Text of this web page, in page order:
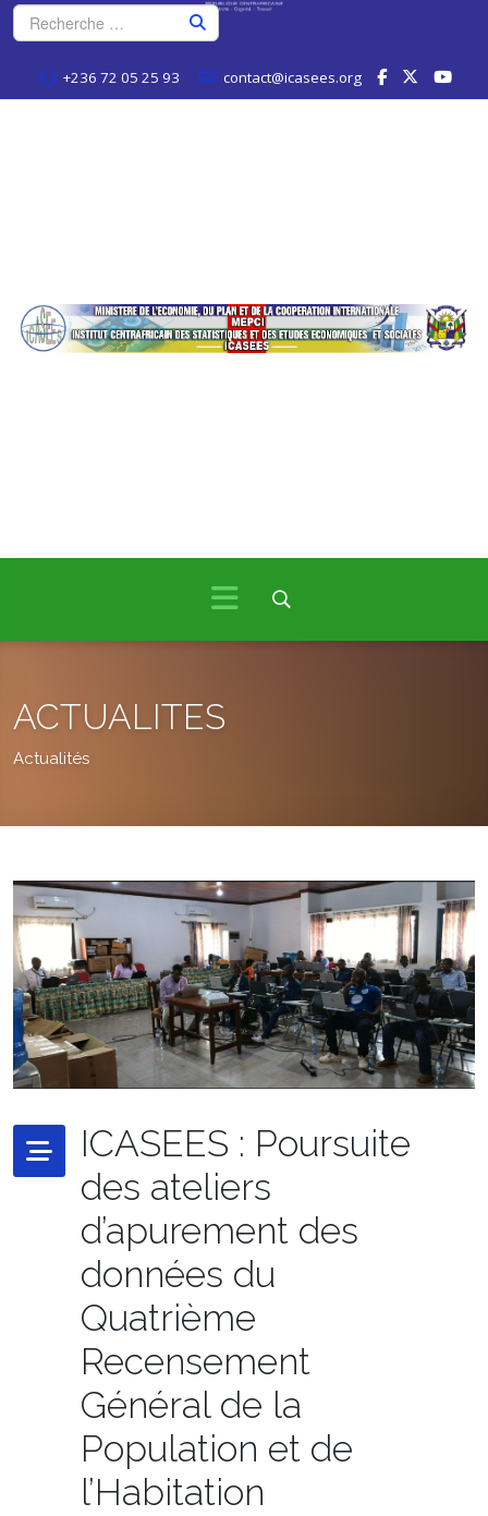
+236 72 05 25 93 contact@icasees.org
ACTUALITES
Actualités
ICASEES : Poursuite
des ateliers
d’apurement des
données du
Quatrième
Recensement
Général de la
Population et de
l’Habitation